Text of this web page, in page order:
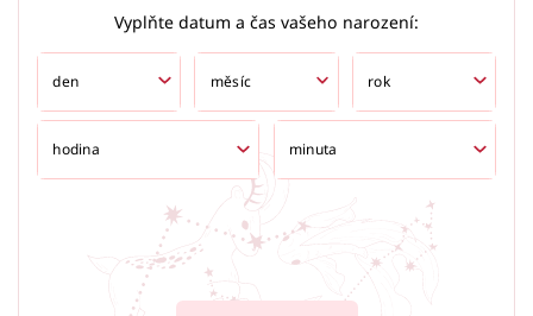
Vyplňte datum a čas vašeho narození: